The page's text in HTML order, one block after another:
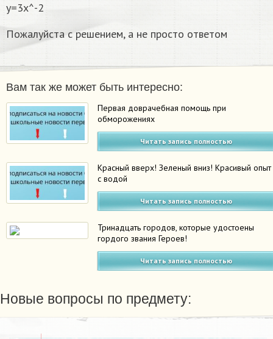
у=3х^-2
Пожалуйста с решением, а не просто ответом
Вам так же может быть интересно:
Первая доврачебная помощь при
обморожениях
Читать запись полностью
Красный вверх! Зеленый вниз! Красивый опыт
с водой
Читать запись полностью
Тринадцать городов, которые удостоены
гордого звания Героев!
Читать запись полностью
Новые вопросы по предмету: